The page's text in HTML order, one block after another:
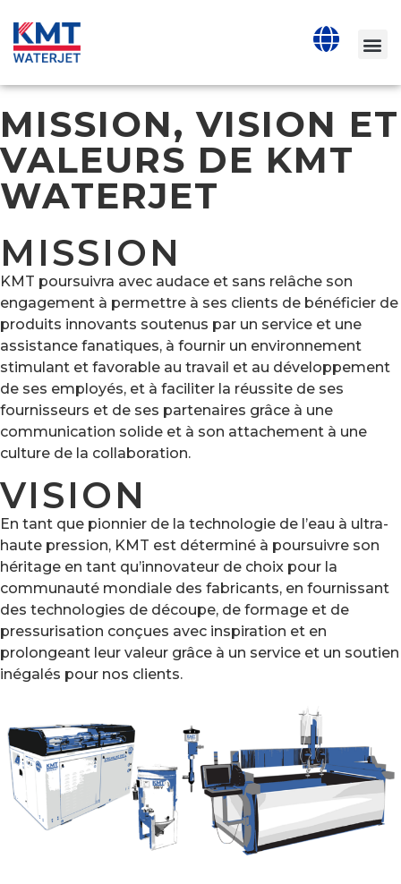
MISSION, VISION ET
VALEURS DE KMT
WATERJET
MISSION
KMT poursuivra avec audace et sans relâche son
engagement à permettre à ses clients de bénéficier de
produits innovants soutenus par un service et une
assistance fanatiques, à fournir un environnement
stimulant et favorable au travail et au développement
de ses employés, et à faciliter la réussite de ses
fournisseurs et de ses partenaires grâce à une
communication solide et à son attachement à une
culture de la collaboration.
VISION
En tant que pionnier de la technologie de l’eau à ultra-
haute pression, KMT est déterminé à poursuivre son
héritage en tant qu’innovateur de choix pour la
communauté mondiale des fabricants, en fournissant
des technologies de découpe, de formage et de
pressurisation conçues avec inspiration et en
prolongeant leur valeur grâce à un service et un soutien
inégalés pour nos clients.